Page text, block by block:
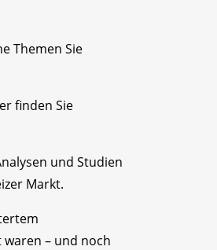
Themen Sie
finden Sie
und Studien
Markt.
– und noch